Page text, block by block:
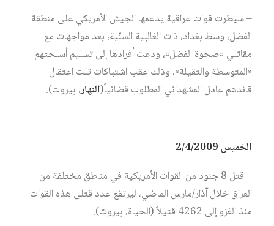
– سيطرت قوات عراقية يدعمها الجيش الأمريكي على منطقة
الفضل، وسط بغداد، ذات الغالبية السنّية، بعد مواجهات مع
مقاتلي «صحوة الفضل»، ودعت أفرادها إلى تسليم أسلحتهم
«المتوسطة والثقيلة»، وذلك عقب اشتباكات تلت اعتقال
قائدهم عادل المشهداني المطلوب قضائياً(النهار، بيروت).
الخميس 2/4/2009
–
قتل 8 جنود من القوات الأمريكية في مناطق مختلفة من
العراق خلال آذار/مارس الماضي، ليرتفع عدد قتلى هذه القوات
منذ الغزو إلى 4262 قتيلاً (الحياة، بيروت).